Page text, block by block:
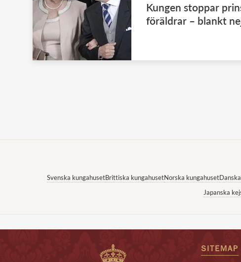
Kungen stoppar
föräldrar – blankt
Svenska kungahusetBrittiska kungahusetNorska kungahuset
Japanska
SITEMAP